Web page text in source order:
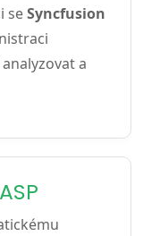
seSyncfusion
a